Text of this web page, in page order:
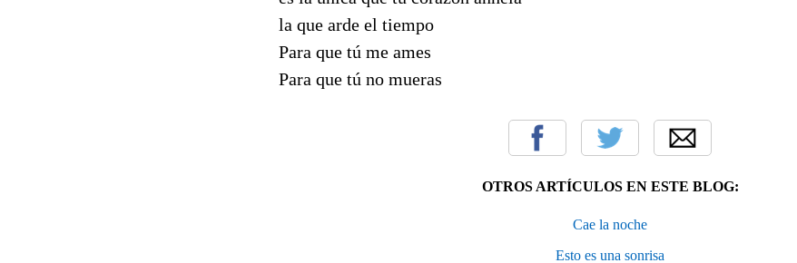
la que arde el tiempo
Para que tú me ames
Para que tú no mueras
OTROS ARTÍCULOS EN ESTE BLOG:
Cae la noche
Esto es una sonrisa